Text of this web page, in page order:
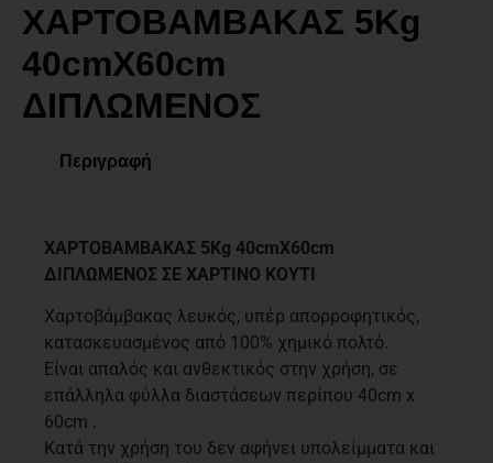
ΧΑΡΤΟΒΑΜΒΑΚΑΣ 5Kg
40cmX60cm
ΔΙΠΛΩΜΕΝΟΣ
Περιγραφή
ΧΑΡΤΟΒΑΜΒΑΚΑΣ 5Kg 40cmX60cm
ΔΙΠΛΩΜΕΝΟΣ ΣΕ ΧΑΡΤΙΝΟ ΚΟΥΤΙ
Χαρτοβάμβακας λευκός, υπέρ απορροφητικός,
κατασκευασμένος από 100% χημικό πολτό.
Είναι απαλός και ανθεκτικός στην χρήση, σε
επάλληλα φύλλα διαστάσεων περίπου 40cm x
60cm .
Κατά την χρήση τoυ δεν αφήνει υπολείμματα και